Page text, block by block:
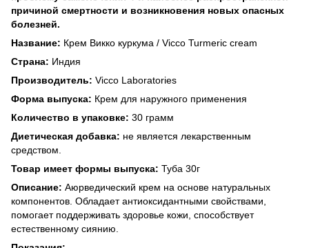
причиной смертности и возникновения новых опасных
болезней.
Название: Крем Викко куркума / Vicco Turmeric cream
Страна: Индия
Производитель: Vicco Laboratories
Форма выпуска: Крем для наружного применения
Количество в упаковке: 30 грамм
Диетическая добавка: не является лекарственным
средством.
Товар имеет формы выпуска: Туба 30г
Описание: Аюрведический крем на основе натуральных
компонентов. Обладает антиоксидантными свойствами,
помогает поддерживать здоровье кожи, способствует
естественному сиянию.